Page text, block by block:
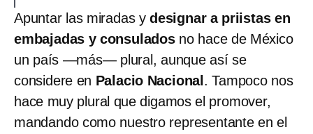
Apuntar las miradas y designar a priistas en
embajadas y consulados no hace de México
un país —más— plural, aunque así se
considere en Palacio Nacional . Tampoco nos
hace muy plural que digamos el promover,
mandando como nuestro representante en el